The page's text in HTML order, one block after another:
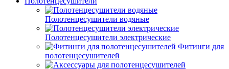
Полотенцесушители водяные
Полотенцесушители электрические
Фитинги для
полотенцесушителей